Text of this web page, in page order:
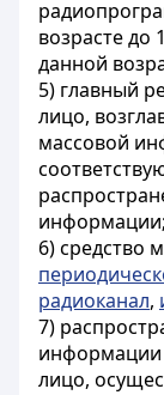
возрасте до
данной
5) главный
лицо,
массовой
информации;
6) средство
радиоканал,
7)
информации
лицо,